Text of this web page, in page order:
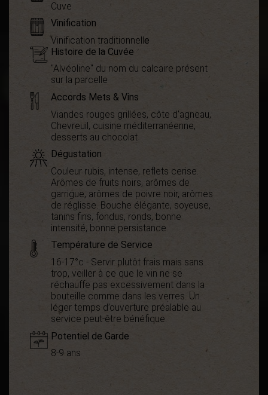
Cuve
Vinification
Vinification traditionnell e
Histoire de la Cuvée
"Alvéoline" du nom du calcaire présent
sur la parcelle
Accords Mets & Vins
Viandes rouges grillées, côte d'agneau,
Chevreuil, cuisine méditerranéenne,
desserts au chocolat
Dégustation
Couleur rubis, intense, reflets cerise.
Arômes de fruits noirs, arômes de
garrigue, arômes de poivre noir, arômes
de réglisse. Bouche élégante, soyeuse,
tanins fins, fondus, ronds, bonne
intensité, bonne persistance.
Température de Service
16-17°c - Servir plutôt frais mais sans
trop, veiller à ce que le vin ne se
réchauffe pas excessivement dans la
bouteille comme dans les verres. Un
léger temps d’ouverture préalable au
service peut-être bénéfique.
Potentiel de Garde
8-9 ans